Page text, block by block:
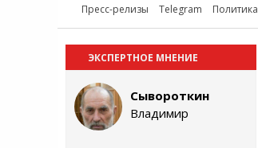
Пресс-релизы Telegram Политика
ЭКСПЕРТНОЕ МНЕНИЕ
Сывороткин
Владимир